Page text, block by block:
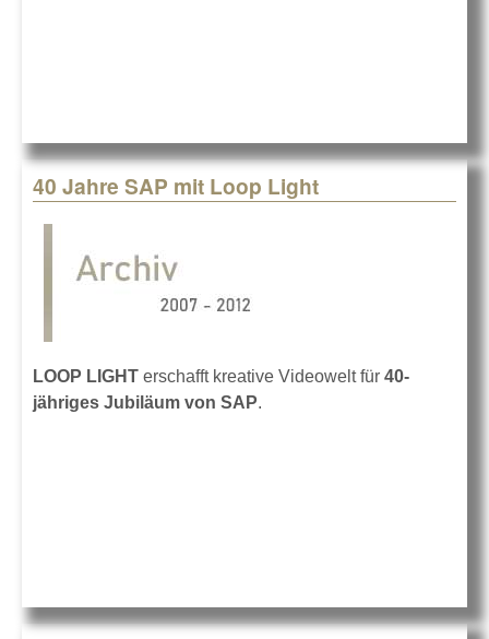
40 Jahre SAP mit Loop Light
LOOP LIGHT erschafft kreative Videowelt für 40-
jähriges Jubiläum von SAP.